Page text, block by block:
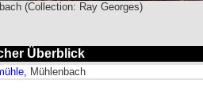
(Collection: Ray Georges)
Überblick
Mühlenbach